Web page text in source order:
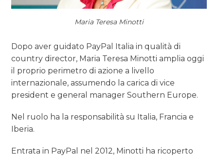
Maria Teresa Minotti
Dopo aver guidato PayPal Italia in qualità di
country director, Maria Teresa Minotti amplia oggi
il proprio perimetro di azione a livello
internazionale, assumendo la carica di vice
president e general manager Southern Europe.
Nel ruolo ha la responsabilità su Italia, Francia e
Iberia.
Entrata in PayPal nel 2012, Minotti ha ricoperto